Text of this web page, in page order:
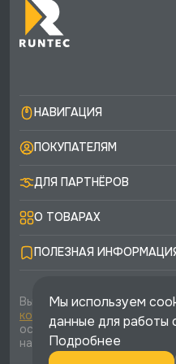
НАВИГАЦИЯ
ПОКУПАТЕЛЯМ
ДЛЯ ПАРТНЁРОВ
О ТОВАРАХ
ПОЛЕЗНАЯ
Вы соглашаетесь с
конфиденциальностии
оставляя свои данные в
на сайте runtec-shop.ru
Мы используем
данные для работы
Подробнее